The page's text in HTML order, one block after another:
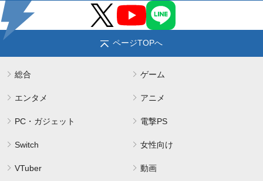
ページTOPへ
総合 ゲーム
エンタメ アニメ
PC・ガジェット 電撃PS
Switch 女性向け
VTuber 動画